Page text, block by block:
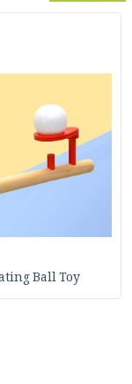
Ball Toy